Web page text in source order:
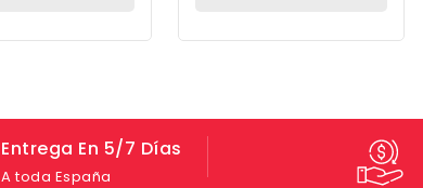
Entrega En 5/7 Días
A toda España